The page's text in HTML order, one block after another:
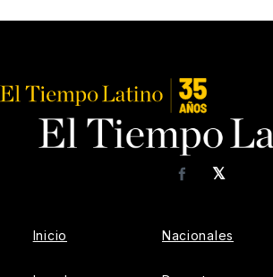
𝕏
Facebook
Inicio Nacionales